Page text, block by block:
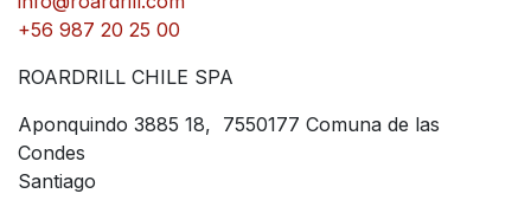
+56 987 20 25 00
ROARDRILL CHILE SPA
Aponquindo 3885 18, 7550177 Comuna de las
Condes
Santiago